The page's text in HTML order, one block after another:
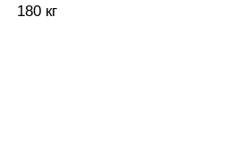
180 кг